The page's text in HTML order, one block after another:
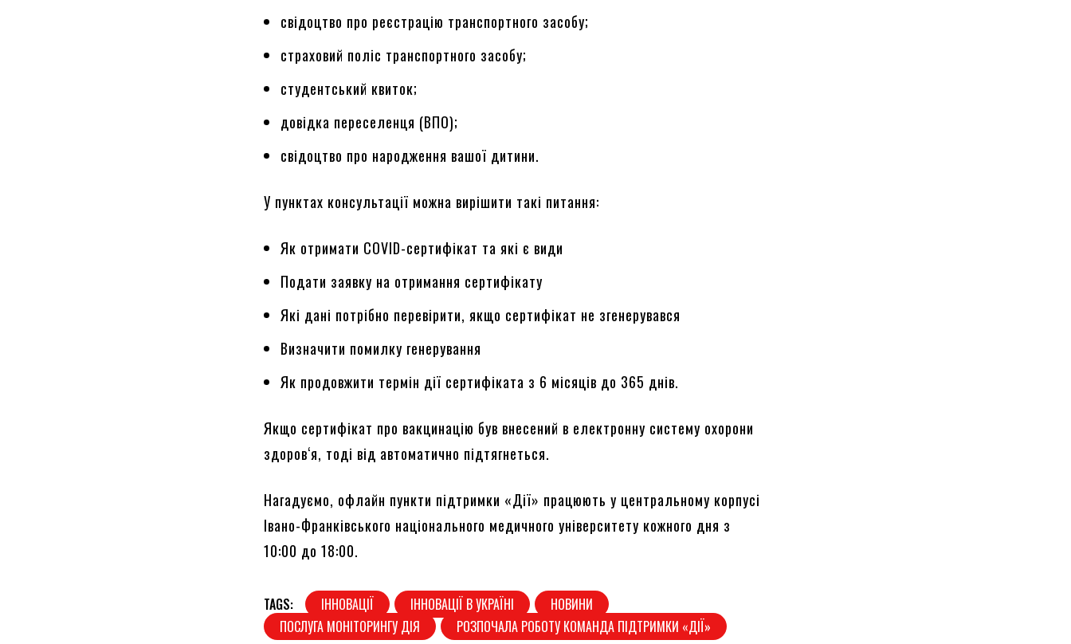
свідоцтво про реєстрацію транспортного засобу;
страховий поліс транспортного засобу;
студентський квиток;
довідка переселенця (ВПО);
свідоцтво про народження вашої дитини.
У пунктах консультації можна вирішити такі питання:
Як отримати COVID-сертифікат та які є види
Подати заявку на отримання сертифікату
Які дані потрібно перевірити, якщо сертифікат не згенерувався
Визначити помилку генерування
Як продовжити термін дії сертифіката з 6 місяців до 365 днів.
Якщо сертифікат про вакцинацію був внесений в електронну систему охорони
здоров‘я, тоді від автоматично підтягнеться.
Нагадуємо, офлайн пункти підтримки «Дії» працюють у центральному корпусі
Івано-Франківського національного медичного університету кожного дня з
10:00 до 18:00.
TAGS: ІННОВАЦІЇ ІННОВАЦІЇ В УКРАЇНІ
НОВИНИ
ПОСЛУГА МОНІТОРИНГУ ДІЯ
РОЗПОЧАЛА РОБОТУ КОМАНДА ПІДТРИМКИ «ДІЇ»